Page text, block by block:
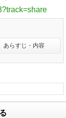
あらすじ・内容